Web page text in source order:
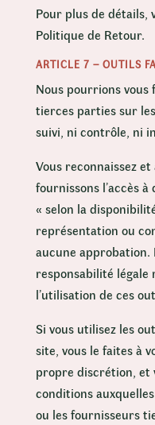
Pour plus de détails,
Politique de Retour.
ARTICLE 7 – OUTILS
Nous pourrions vous
tierces parties sur
suivi, ni contrôle, ni
Vous reconnaissez
fournissons l’accès
« selon la
représentation ou
aucune approbation.
responsabilité légale
l’utilisation de ces
Si vous utilisez les
site, vous le faites à
propre discrétion, et
conditions
ou les fournisseurs